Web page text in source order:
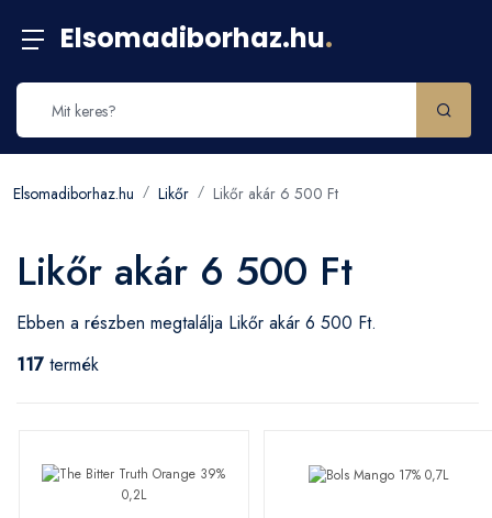
Elsomadiborhaz.hu.
Elsomadiborhaz.hu Likőr Likőr akár 6 500 Ft
Likőr akár 6 500 Ft
Ebben a részben megtalálja Likőr akár 6 500 Ft.
117 termék